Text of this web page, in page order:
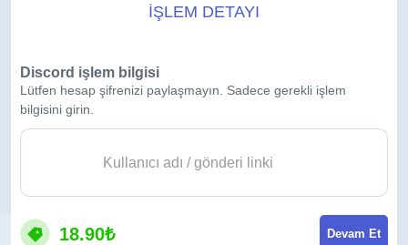
İŞLEM DETAYI
Discord işlem bilgisi
Lütfen hesap şifrenizi paylaşmayın. Sadece gerekli işlem
bilgisini girin.
18.90₺ Devam Et